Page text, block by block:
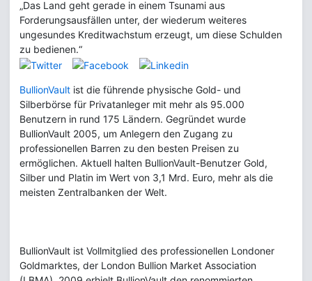
„Das Land geht gerade in einem Tsunami aus
Forderungsausfällen unter, der wiederum weiteres
ungesundes Kreditwachstum erzeugt, um diese Schulden
zu bedienen.“
BullionVault ist die führende physische Gold- und
Silberbörse für Privatanleger mit mehr als 95.000
Benutzern in rund 175 Ländern. Gegründet wurde
BullionVault 2005, um Anlegern den Zugang zu
professionellen Barren zu den besten Preisen zu
ermöglichen. Aktuell halten BullionVault-Benutzer Gold,
Silber und Platin im Wert von 3,1 Mrd. Euro, mehr als die
meisten Zentralbanken der Welt.
BullionVault ist Vollmitglied des professionellen Londoner
Goldmarktes, der London Bullion Market Association